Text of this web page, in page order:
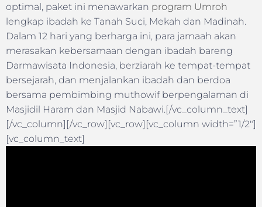
optimal, paket ini menawarkan program Umroh
lengkap ibadah ke Tanah Suci, Mekah dan Madinah.
Dalam 12 hari yang berharga ini, para jamaah akan
merasakan kebersamaan dengan ibadah bareng
Darmawisata Indonesia, berziarah ke tempat-tempat
bersejarah, dan menjalankan ibadah dan berdoa
bersama pembimbing muthowif berpengalaman di
Masjidil Haram dan Masjid Nabawi.[/vc_column_text]
[/vc_column][/vc_row][vc_row][vc_column width=”1/2″]
[vc_column_text]